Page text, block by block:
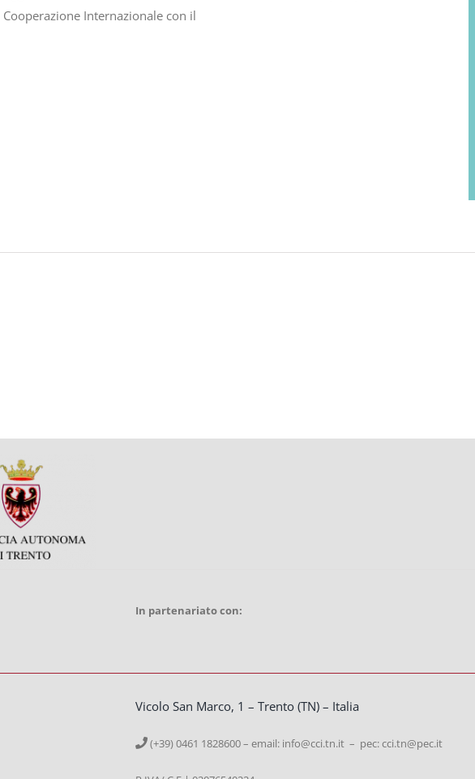
Internazionale con il
In partenariato con:
Vicolo San Marco, 1 – Trento (TN) – Italia
(+39) 0461 1828600 – email: info@cci.tn.it – pec: cci.tn@pec.it